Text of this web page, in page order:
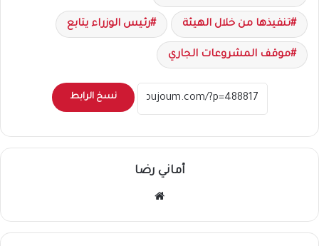
تنفيذها من خلال الهيئة رئيس الوزراء يتابع
موقف المشروعات الجاري
نسخ الرابط
أماني رضا